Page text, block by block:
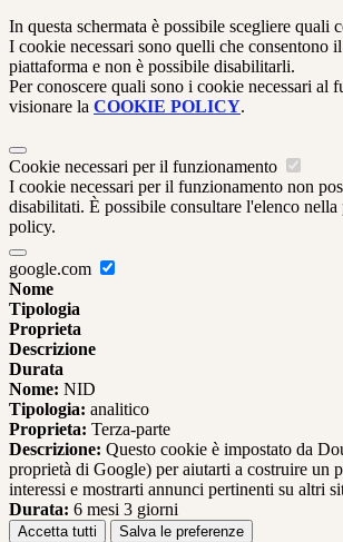
In questa schermata è possibile scegliere quali
I cookie necessari sono quelli che consentono
piattaforma e non è possibile disabilitarli.
Per conoscere quali sono i cookie necessari al
visionare la COOKIE POLICY.
Cookie necessari per il funzionamento
I cookie necessari per il funzionamento non
disabilitati. È possibile consultare l'elenco
policy.
google.com
Nome
Tipologia
Proprieta
Descrizione
Durata
Nome: NID
Tipologia: analitico
Proprieta: Terza-parte
Descrizione: Questo cookie è impostato da
proprietà di Google) per aiutarti a costruire un
interessi e mostrarti annunci pertinenti su altri
Durata: 6 mesi 3 giorni
Accetta tutti Salva le preferenze